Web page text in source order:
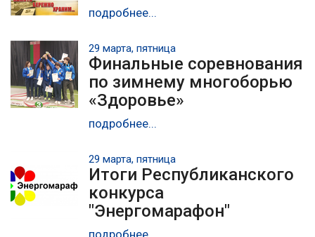
подробнее...
29 марта, пятница
Финальные соревнования
по зимнему многоборью
«Здоровье»
подробнее...
29 марта, пятница
Итоги Республиканского
конкурса
"Энергомарафон"
подробнее...